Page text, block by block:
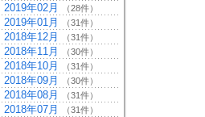
2019年02月 （28件）
2019年01月 （31件）
2018年12月 （31件）
2018年11月 （30件）
2018年10月 （31件）
2018年09月 （30件）
2018年08月 （31件）
2018年07月 （31件）